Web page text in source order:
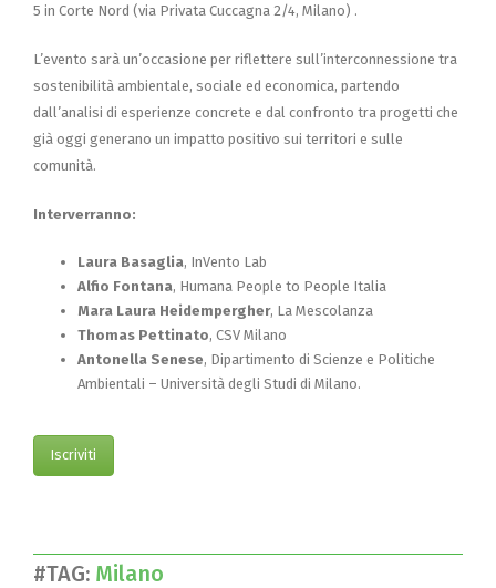
5 in Corte Nord (via Privata Cuccagna 2/4, Milano) .
L’evento sarà un’occasione per riflettere sull’interconnessione tra
sostenibilità ambientale, sociale ed economica, partendo
dall’analisi di esperienze concrete e dal confronto tra progetti che
già oggi generano un impatto positivo sui territori e sulle
comunità.
Interverranno:
Laura Basaglia, InVento Lab
Alfio Fontana, Humana People to People Italia
Mara Laura Heidempergher, La Mescolanza
Thomas Pettinato, CSV Milano
Antonella Senese, Dipartimento di Scienze e Politiche
Ambientali – Università degli Studi di Milano.
Iscriviti
#TAG: Milano